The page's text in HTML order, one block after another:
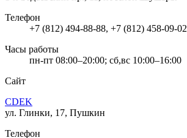
Телефон
+7 (812) 494-88-88, +7 (812) 458-09-02
Часы работы
пн-пт 08:00–20:00; сб,вс 10:00–16:00
Сайт
CDEK
ул. Глинки, 17, Пушкин
Телефон